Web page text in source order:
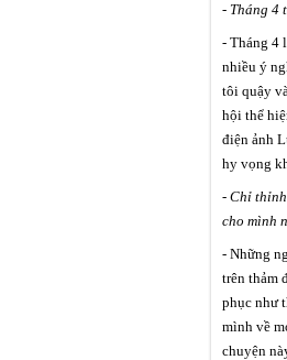
- Tháng 4
- Tháng 4
nhiều ý
tôi quậy
hội thể
điện ảnh
hy vọng
- Chỉ
cho mình
- Những
trên thảm
phục như
mình về
chuyện